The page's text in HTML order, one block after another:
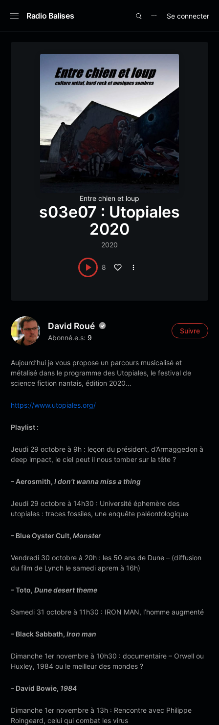
Radio Balises ⋯ Se connecter
Entre chien et loup
s03e07 : Utopiales
2020
2020
8
David Roué
Abonné.e.s: 9
Suivre
Aujourd’hui je vous propose un parcours musicalisé et
métalisé dans le programme des Utopiales, le festival de
science fiction nantais, édition 2020…
https://www.utopiales.org/
Playlist :
Jeudi 29 octobre à 9h : leçon du président, d’Armaggedon à
deep impact, le ciel peut il nous tomber sur la tête ?
– Aerosmith,I don’t wanna miss a thing
Jeudi 29 octobre à 14h30 : Université éphemère des
utopiales : traces fossiles, une enquête paléontologique
– Blue Oyster Cult,Monster
Vendredi 30 octobre à 20h : les 50 ans de Dune – (diffusion
du film de Lynch le samedi aprem à 16h)
– Toto,Dune desert theme
Samedi 31 octobre à 11h30 : IRON MAN, l’homme augmenté
– Black Sabbath,Iron man
Dimanche 1er novembre à 10h30 : documentaire – Orwell ou
Huxley, 1984 ou le meilleur des mondes ?
– David Bowie, 1984
Dimanche 1er novembre à 13h : Rencontre avec Philippe
Roingeard, celui qui combat les virus